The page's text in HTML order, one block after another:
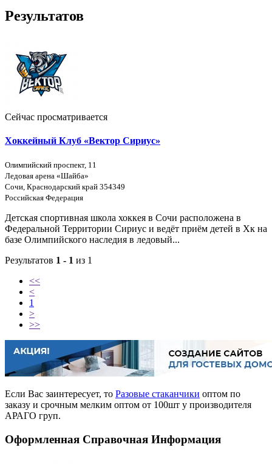
Результатов
Сейчас просматривается
Хоккейный Клуб «Вектор Сириус»
Олимпийский проспект, 11
Ледовая арена «Шайба»
Сочи, Краснодарский край 354349
Российская Федерация
Детская спортивная школа хоккея в Сочи расположена в
Федеральной Территории Сириус и ведёт приём детей в Хк на
базе Олимпийского наследия в ледовый...
Результатов 1 - 1 из 1
<<
<
1
>
>>
Если Вас заинтересует, то Разовые стаканчики оптом по
заказу и срочным мелким оптом от 100шт у производителя
АРАГО груп.
Оформленная Справочная Информация